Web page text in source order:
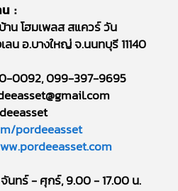
:
าน โฮมเพลส สแควร์ วัน
ลน อ.บางใหญ่ จ.นนทบุรี 11140
0092, 099-397-9695
pordeeasset
นทร์ - ศุกร์, 9.00 - 17.00 น.